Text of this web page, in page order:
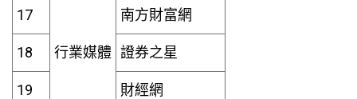
行業媒體
17 南方財富網
18 證券之星
19 財經網